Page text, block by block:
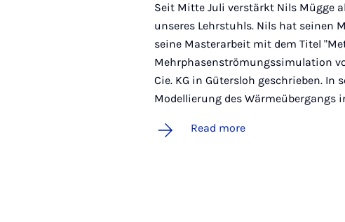
Seit Mitte Juli verstärkt Nils Mügge
unseres Lehrstuhls. Nils hat seinen
seine Masterarbeit mit dem Titel
Mehrphasenströmungssimulation
Cie. KG in Gütersloh geschrieben.
Modellierung des Wärmeübergangs
Read more